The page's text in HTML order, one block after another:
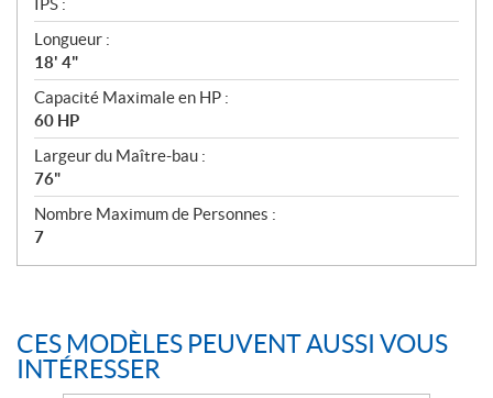
Longueur :
18' 4"
Capacité Maximale en HP :
60 HP
Largeur du Maître-bau :
76"
Nombre Maximum de Personnes :
7
CES MODÈLES PEUVENT AUSSI VOUS
INTÉRESSER